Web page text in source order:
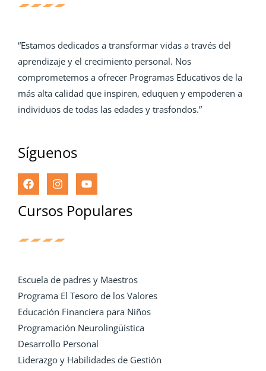
“Estamos dedicados a transformar vidas a través del
aprendizaje y el crecimiento personal. Nos
comprometemos a ofrecer Programas Educativos de la
más alta calidad que inspiren, eduquen y empoderen a
individuos de todas las edades y trasfondos.”
Síguenos
Cursos Populares
Escuela de padres y Maestros
Programa El Tesoro de los Valores
Educación Financiera para Niños
Programación Neurolingüística
Desarrollo Personal
Liderazgo y Habilidades de Gestión